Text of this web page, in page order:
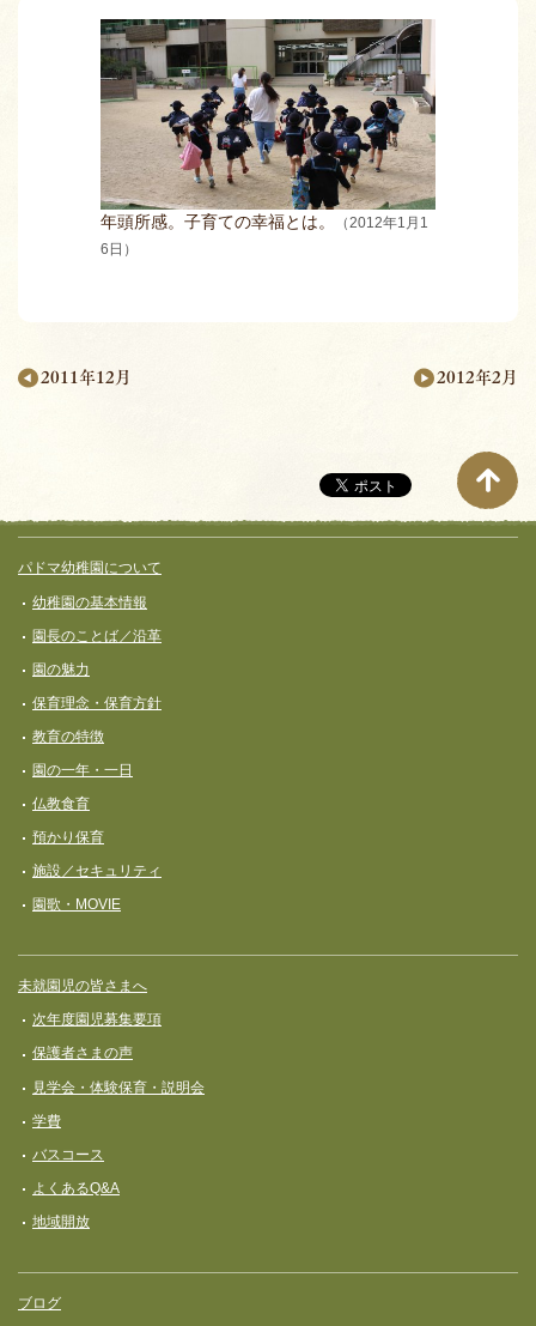
年頭所感。子育ての幸福とは。
（2012年1月1
6日）
ペ
ー
ジ
ナ
ビ
ゲ
ー
シ
ョ
ン
2011年12月 2012年2月
フッターコンテンツ
パドマ幼稚園について
幼稚園の基本情報
園長のことば／沿革
園の魅力
保育理念・保育⽅針
教育の特徴
園の一年・一日
仏教食育
預かり保育
施設／セキュリティ
園歌・MOVIE
未就園児の皆さまへ
次年度園児募集要項
保護者さまの声
見学会・体験保育・説明会
学費
バスコース
よくあるQ&A
地域開放
ブログ